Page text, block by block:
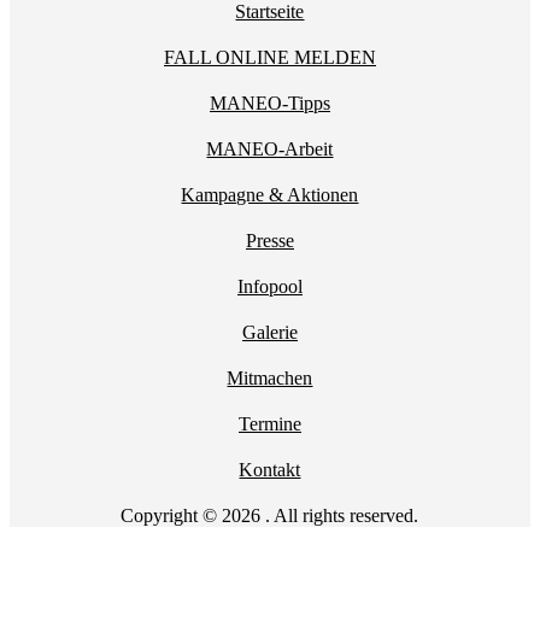
Startseite
FALL ONLINE MELDEN
MANEO-Tipps
MANEO-Arbeit
Kampagne & Aktionen
Presse
Infopool
Galerie
Mitmachen
Termine
Kontakt
Copyright © 2026 . All rights reserved.